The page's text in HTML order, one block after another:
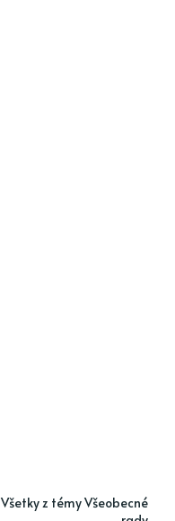
Všetky z témy Všeobecné